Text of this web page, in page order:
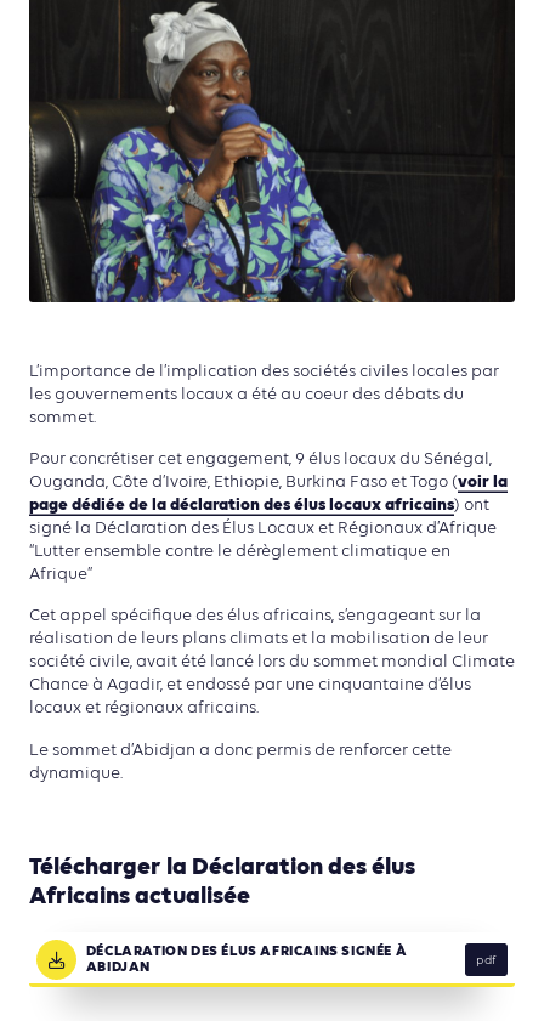
L’importance de l’implication des sociétés civiles locales par
les gouvernements locaux a été au coeur des débats du
sommet.
Pour concrétiser cet engagement, 9 élus locaux du Sénégal,
Ouganda, Côte d’Ivoire, Ethiopie, Burkina Faso et Togo (voir la
page dédiée de la déclaration des élus locaux africains) ont
signé la Déclaration des Élus Locaux et Régionaux d’Afrique
“Lutter ensemble contre le dérèglement climatique en
Afrique”
Cet appel spécifique des élus africains, s’engageant sur la
réalisation de leurs plans climats et la mobilisation de leur
société civile, avait été lancé lors du sommet mondial Climate
Chance à Agadir, et endossé par une cinquantaine d’élus
locaux et régionaux africains.
Le sommet d’Abidjan a donc permis de renforcer cette
dynamique.
Télécharger la Déclaration des élus
Africains actualisée
DÉCLARATION DES ÉLUS AFRICAINS SIGNÉE À
ABIDJAN
pdf